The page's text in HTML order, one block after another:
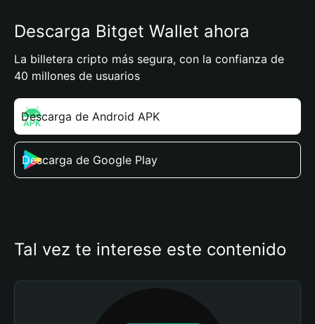
Descarga Bitget Wallet ahora
La billetera cripto más segura, con la confianza de
40 millones de usuarios
Descarga de Android APK
Descarga de Google Play
Tal vez te interese este contenido